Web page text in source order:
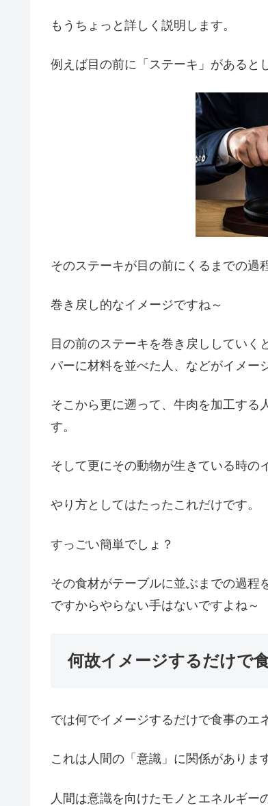
もうちょっと詳しく説明します。
例えば目の前に「ステーキ」があると
そのステーキが目の前にくるまでの過
巻き戻し的なイメージですね～
目の前のステーキを巻き戻ししていく
パーに材料を並べた人、などがイメー
そこから更に遡って、牛肉を加工する
す。
そして更にその動物が生きている時の
やり方としてはたったこれだけです。
すっごい簡単でしょ？
その食材がテーブルに並ぶまでの過程
ですからやらない手はないですよね～
何故イメージするだけで
では何でイメージするだけで食事のエ
これは人間の「意識」に関係がありま
人間は意識を向けたモノとエネルギー